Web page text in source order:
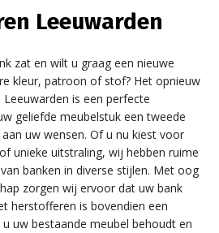
Leeuwarden
zat en wilt u graag een nieuwe
kleur, patroon of stof? Het opnieuw
is een perfecte
geliefde meubelstuk een tweede
uw wensen. Of u nu kiest voor
unieke uitstraling, wij hebben ruime
banken in diverse stijlen. Met oog
zorgen wij ervoor dat uw bank
herstofferen is bovendien een
uw bestaande meubel behoudt en